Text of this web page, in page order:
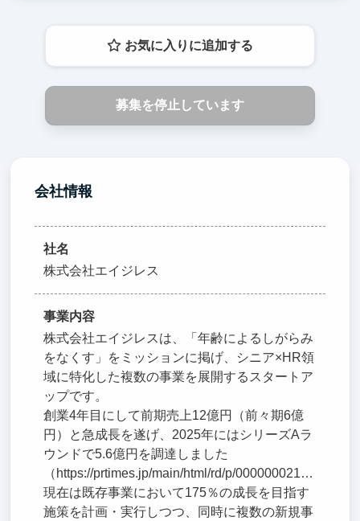
お気に入りに追加する
募集を停止しています
会社情報
社名
株式会社エイジレス
事業内容
株式会社エイジレスは、「年齢によるしがらみ
をなくす」をミッションに掲げ、シニア×HR領
域に特化した複数の事業を展開するスタートア
ップです。
創業4年目にして前期売上12億円（前々期6億
円）と急成長を遂げ、2025年にはシリーズAラ
ウンドで5.6億円を調達しました
（https://prtimes.jp/main/html/rd/p/000000021.000100916.html）。
現在は既存事業において175％の成長を目指す
施策を計画・実行しつつ、同時に複数の新規事